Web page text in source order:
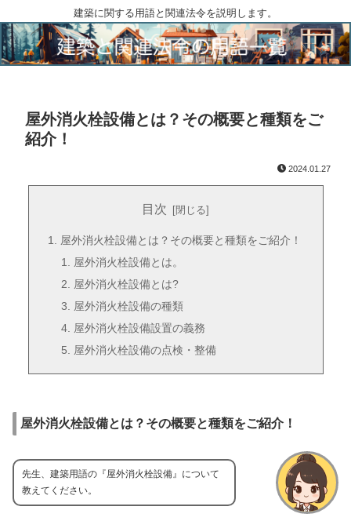
建築に関する用語と関連法令を説明します。
屋外消火栓設備とは？その概要と種類をご
紹介！
2024.01.27
目次
屋外消火栓設備とは？その概要と種類をご紹介！
屋外消火栓設備とは。
屋外消火栓設備とは?
屋外消火栓設備の種類
屋外消火栓設備設置の義務
屋外消火栓設備の点検・整備
屋外消火栓設備とは？その概要と種類をご紹介！
先生、建築用語の『屋外消火栓設備』について
教えてください。